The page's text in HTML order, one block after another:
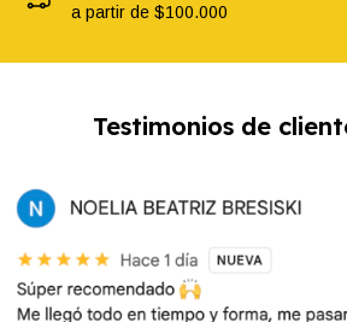
a partir de $100.000
Testimonios de